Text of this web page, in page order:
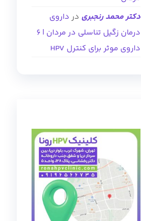
دکتر محمد رنجبری در داروی
درمان زگیل تناسلی در مردان | ۶
داروی موثر برای کنترل HPV